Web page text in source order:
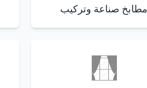
مطابخ صناعة وتركيب